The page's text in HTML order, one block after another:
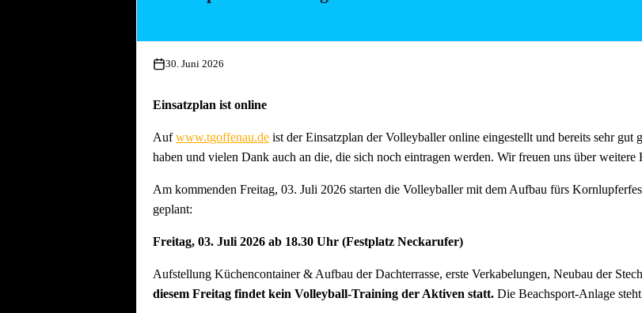
30. Juni 2026
Einsatzplan ist online
Aufwww.tgoffenau.de ist der Einsatzplan der Volleyballer online eingestellt und bereits sehr
haben und vielen Dank auch an die, die sich noch eintragen werden. Wir freuen uns über
Am kommenden Freitag, 03. Juli 2026 starten die Volleyballer mit dem Aufbau fürs
geplant:
Freitag, 03. Juli 2026 ab 18.30 Uhr (Festplatz Neckarufer)
Aufstellung Küchencontainer & Aufbau der Dachterrasse, erste Verkabelungen, Neubau der
diesem Freitag findet kein Volleyball-Training der Aktiven statt. Die Beachsport-Anlage